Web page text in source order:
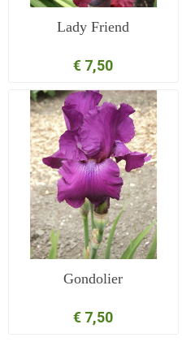
Lady Friend
€ 7,50
Gondolier
€ 7,50